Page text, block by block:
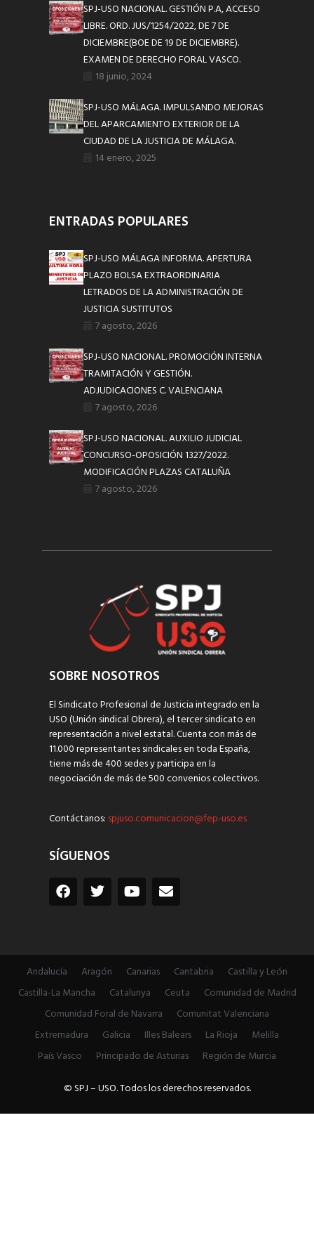
SPJ-USO NACIONAL. GESTIÓN P.A, ACCESO
LIBRE. ORD. JUS/1254/2022, DE 7 DE
DICIEMBRE(BOE DE 19 DE DICIEMBRE).
EXAMEN DE DERECHO FORAL VASCO.
18 junio, 2024
SPJ-USO MÁLAGA. IMPULSANDO MEJORAS
DEL APARCAMIENTO EXTERIOR DE LA
CIUDAD DE LA JUSTICIA DE MÁLAGA.
14 enero, 2025
ENTRADAS POPULARES
SPJ-USO MÁLAGA INFORMA. APERTURA
PLAZO BOLSA EXTRAORDINARIA
LETRADOS DE LA ADMINISTRACIÓN DE
JUSTICIA SUSTITUTOS
7 agosto, 2026
SPJ-USO NACIONAL. PROMOCIÓN INTERNA
TRAMITACIÓN Y GESTIÓN.
ADJUDICACIONES C. VALENCIANA
7 agosto, 2026
SPJ-USO NACIONAL. AUXILIO JUDICIAL
CONCURSO-OPOSICIÓN 1327/2022.
MODIFICACIÓN PLAZAS CATALUÑA
7 agosto, 2026
SOBRE NOSOTROS
El Sindicato Profesional de Justicia integrado en la
USO (Unión sindical Obrera), el tercer sindicato en
representación a nivel estatal. Cuenta con más de
11.000 representantes sindicales en toda España,
tiene más de 400 sedes y participa en la
negociación de más de 500 convenios colectivos.
Contáctanos: spjuso.comunicacion@fep-uso.es
SÍGUENOS
Andalucía Aragón Canarias Cantabria
Castilla y León
Castilla-La Mancha
Catalunya Ceuta
Comunidad de Madrid
Comunidad Foral de Navarra
Comunitat Valenciana
Extremadura
Galicia Illes Balears La Rioja
Melilla
País Vasco
Principado de Asturias
Región de Murcia
© SPJ – USO. Todos los derechos reservados.